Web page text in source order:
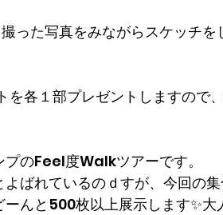
った写真をみながらスケッチを
を各１部プレゼントしますので
のFeel度Walkツアーです。
ばれているのｄすが、今回の
んと500枚以上展示します✨